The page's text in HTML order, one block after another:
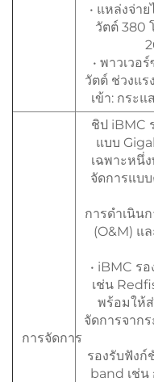
• แหล่งจ่า
วัตต์ 380
• พาวเวอ
วัตต์ ช่วงแร
เข้า: กระแ
การจัดการ
ชิป iBMC
แบบ
เฉพาะหนึ่
จัดการแบ
การดำเนิน
(O&M) แ
• iBMC ร
เช่น
พร้อมให้
จัดการจาก
รองรับฟัง
band เช่น